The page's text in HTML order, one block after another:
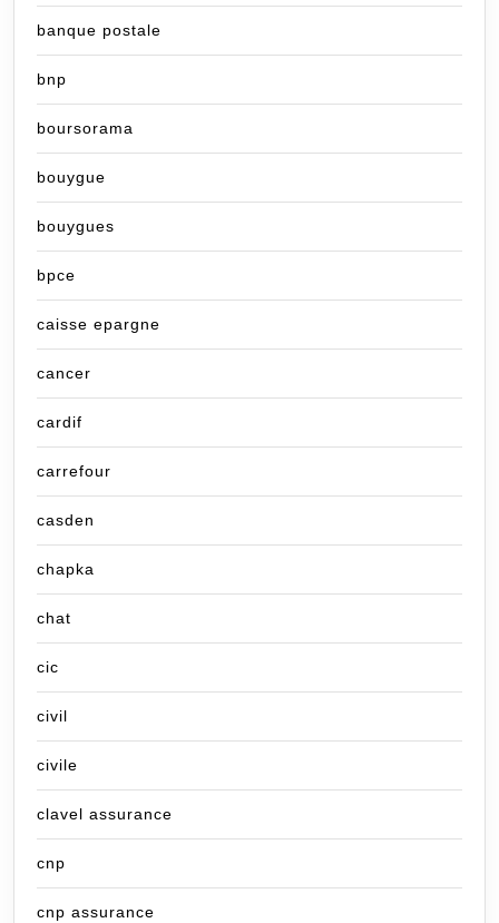
banque postale
bnp
boursorama
bouygue
bouygues
bpce
caisse epargne
cancer
cardif
carrefour
casden
chapka
chat
cic
civil
civile
clavel assurance
cnp
cnp assurance